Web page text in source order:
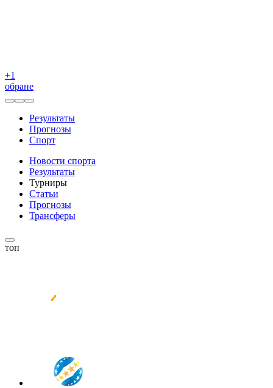
+1
обране
Результаты
Прогнозы
Спорт
Новости спорта
Результаты
Турниры
Статьи
Прогнозы
Трансферы
топ